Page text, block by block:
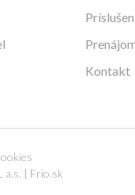
Kontakt
| Frio.sk